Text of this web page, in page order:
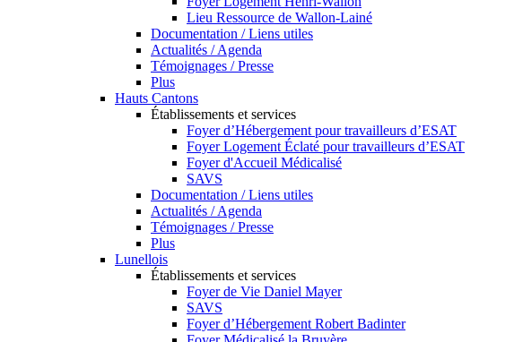
Lieu Ressource de Wallon-Lainé
Documentation / Liens utiles
Actualités / Agenda
Témoignages / Presse
Plus
Hauts Cantons
Établissements et services
Foyer d’Hébergement pour travailleurs d’ESAT
Foyer Logement Éclaté pour travailleurs d’ESAT
Foyer d'Accueil Médicalisé
SAVS
Documentation / Liens utiles
Actualités / Agenda
Témoignages / Presse
Plus
Lunellois
Établissements et services
Foyer de Vie Daniel Mayer
SAVS
Foyer d’Hébergement Robert Badinter